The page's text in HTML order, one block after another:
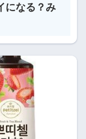
になる？み